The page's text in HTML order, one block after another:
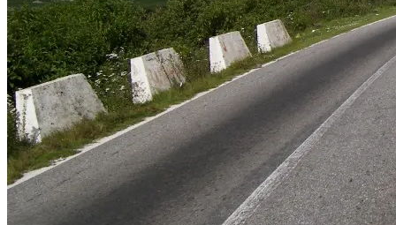
Kiedy przedsiębiorca jest w podróży służbowej? Koszty
podatkowe.